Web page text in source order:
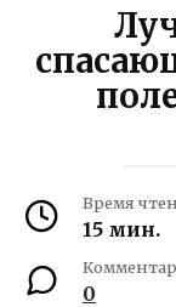
Время
15 мин.
0